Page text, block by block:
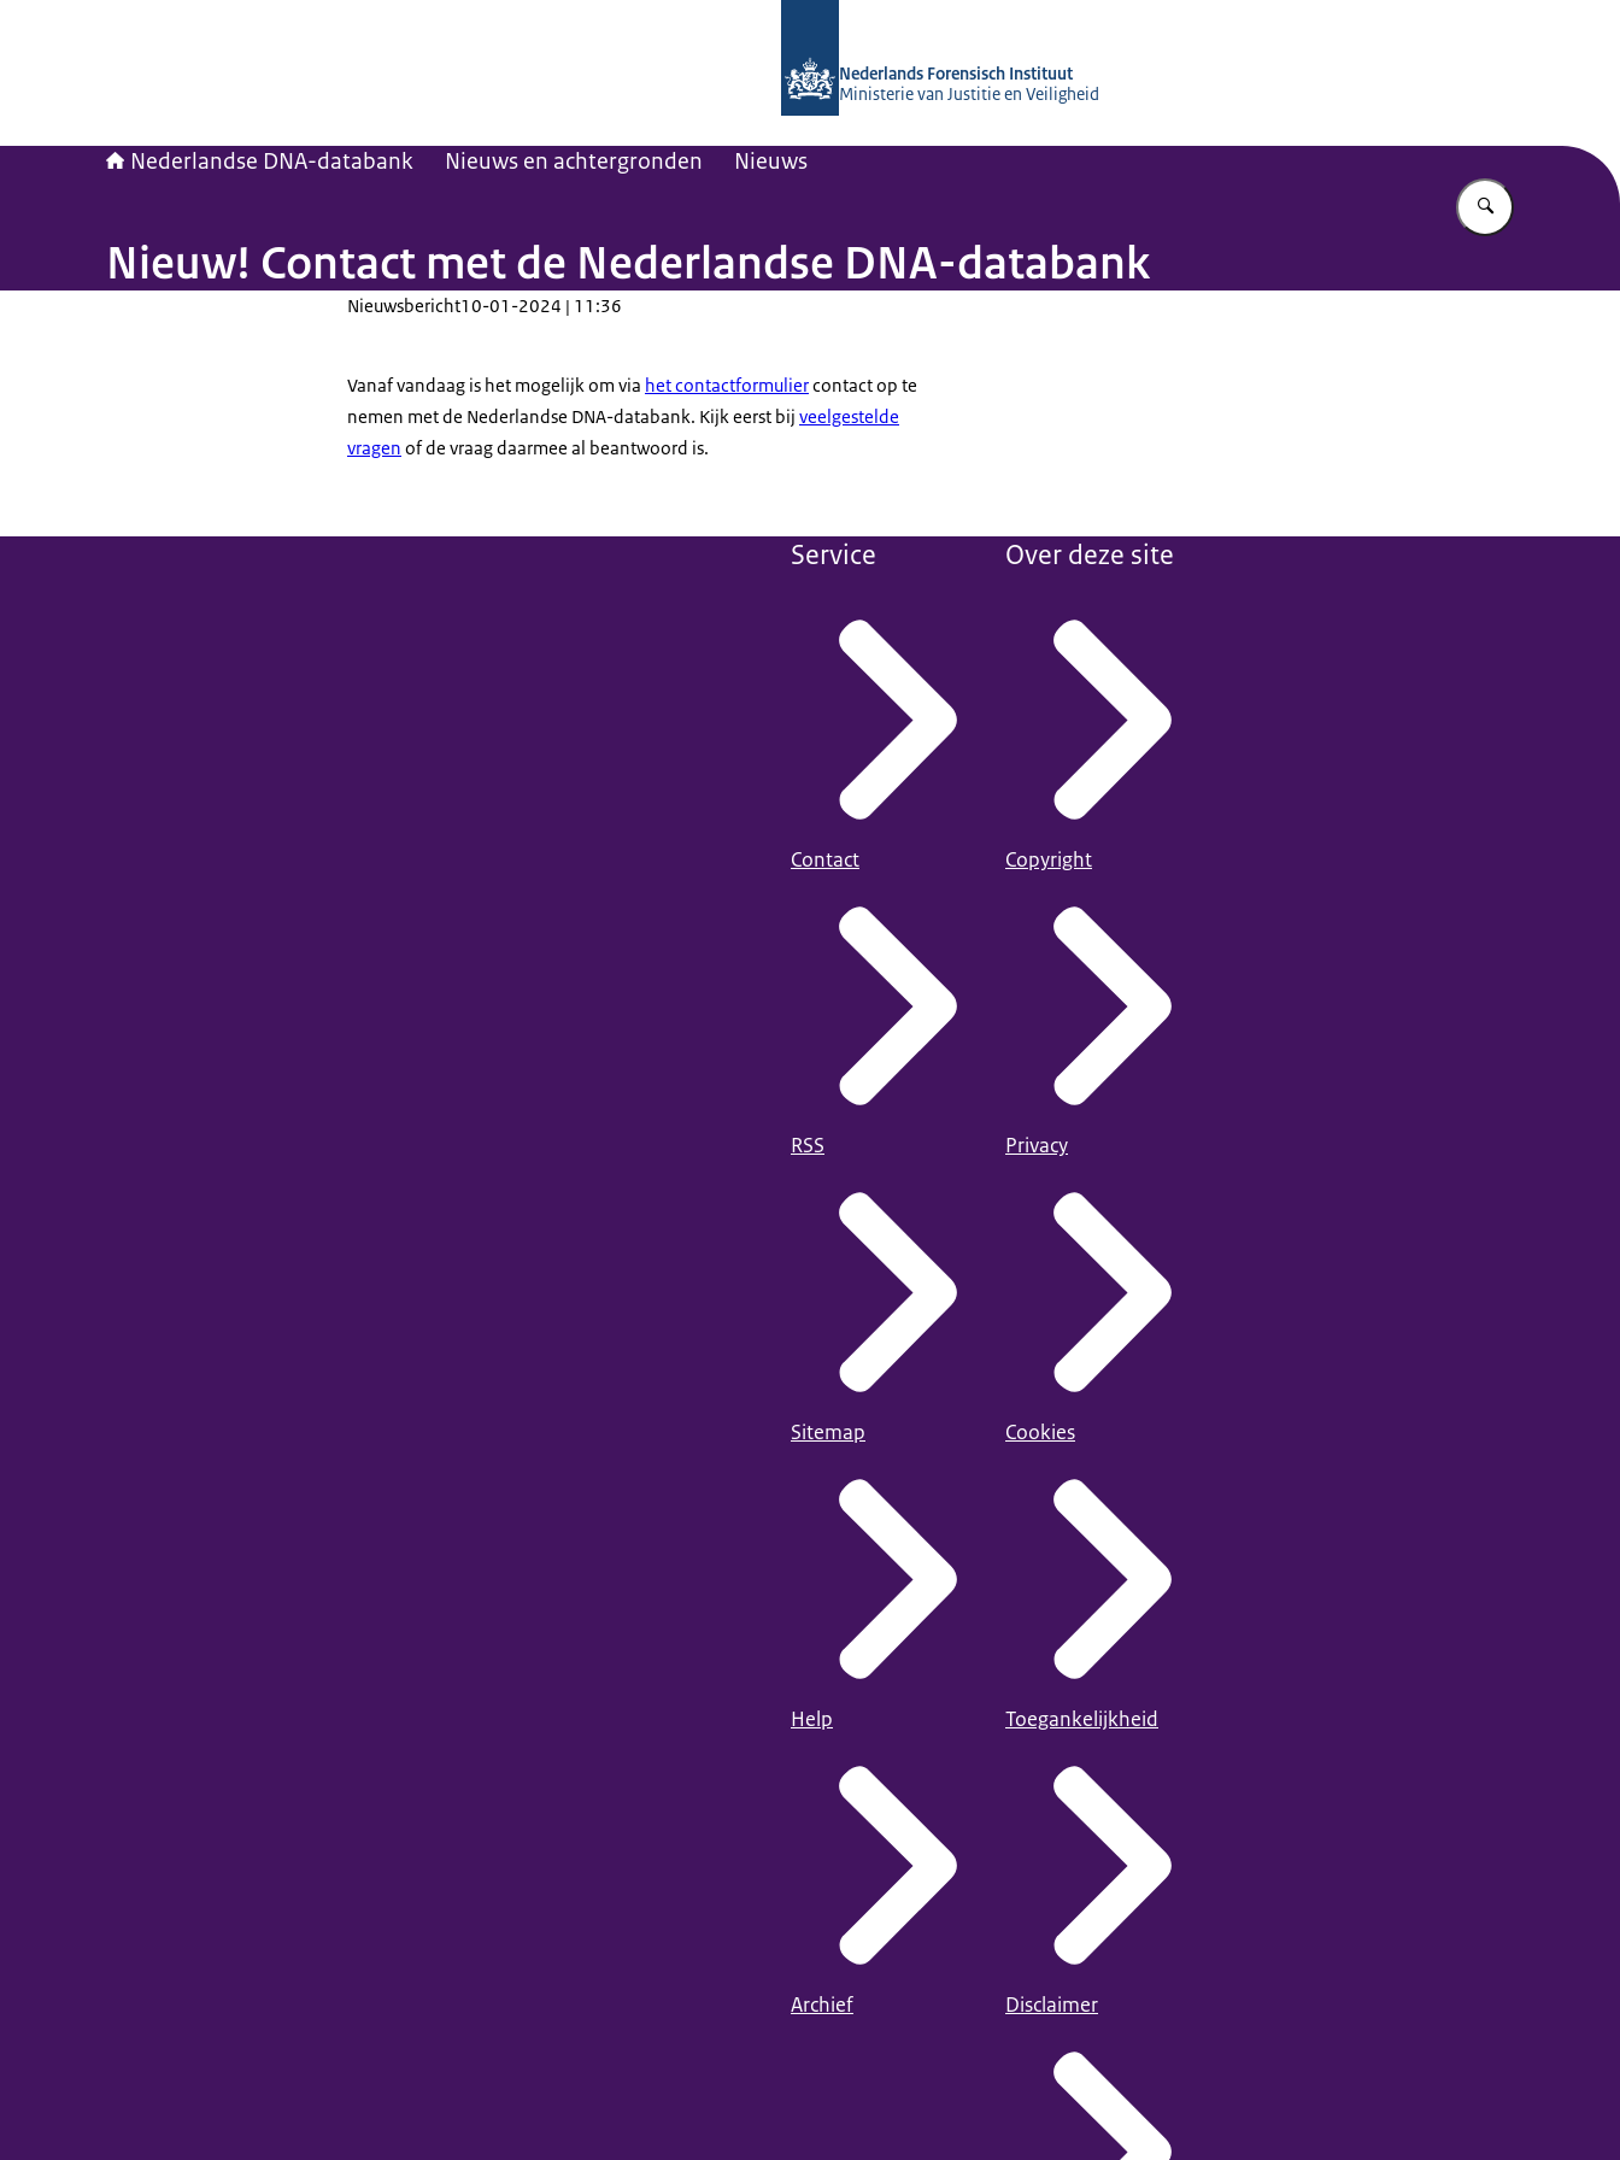
Nederlands Forensisch Instituut
Ministerie van Justitie en Veiligheid
Nederlandse DNA-databank Nieuws en achtergronden Nieuws
Vul in wat u
Nieuw! Contact met de Nederlandse DNA-databank
Nieuwsbericht10-01-2024 | 11:36
Vanaf vandaag is het mogelijk om via het contactformuliercontact op te
nemen met de Nederlandse DNA-databank. Kijk eerst bij veelgestelde
vragen of de vraag daarmee al beantwoord is.
Service
Contact
RSS
Sitemap
Help
Archief
Over deze site
Copyright
Privacy
Cookies
Toegankelijkheid
Disclaimer